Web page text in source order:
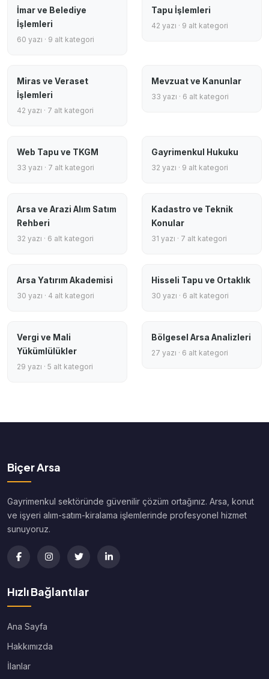
İmar ve Belediye
İşlemleri
60 yazı · 9 alt kategori
Tapu İşlemleri
42 yazı · 9 alt kategori
Miras ve Veraset
İşlemleri
42 yazı · 7 alt kategori
Mevzuat ve Kanunlar
33 yazı · 6 alt kategori
Web Tapu ve TKGM
33 yazı · 7 alt kategori
Gayrimenkul Hukuku
32 yazı · 9 alt kategori
Arsa ve Arazi Alım Satım
Rehberi
32 yazı · 6 alt kategori
Kadastro ve Teknik
Konular
31 yazı · 7 alt kategori
Arsa Yatırım Akademisi
30 yazı · 4 alt kategori
Hisseli Tapu ve Ortaklık
30 yazı · 6 alt kategori
Vergi ve Mali
Yükümlülükler
29 yazı · 5 alt kategori
Bölgesel Arsa Analizleri
27 yazı · 6 alt kategori
Biçer Arsa
Gayrimenkul sektöründe güvenilir çözüm ortağınız. Arsa, konut
ve işyeri alım-satım-kiralama işlemlerinde profesyonel hizmet
sunuyoruz.
Hızlı Bağlantılar
Ana Sayfa
Hakkımızda
İlanlar